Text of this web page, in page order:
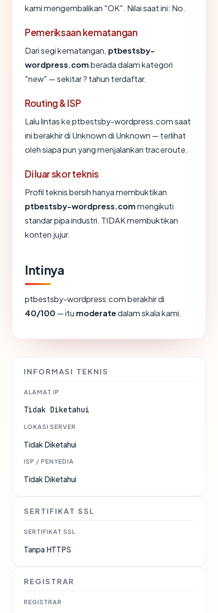
kami mengembalikan "OK". Nilai saat ini: No.
Pemeriksaan kematangan
Dari segi kematangan, ptbestsby-
wordpress.comberada dalam kategori
"new" — sekitar ? tahun terdaftar.
Routing & ISP
Lalu lintas ke ptbestsby-wordpress.com saat
ini berakhir di Unknown di Unknown — terlihat
oleh siapa pun yang menjalankan traceroute.
Di luar skor teknis
Profil teknis bersih hanya membuktikan
ptbestsby-wordpress.commengikuti
standar pipa industri. TIDAK membuktikan
konten jujur.
Intinya
ptbestsby-wordpress.com berakhir di
40/100 — itu moderatedalam skala kami.
INFORMASI TEKNIS
ALAMAT IP
Tidak Diketahui
LOKASI SERVER
Tidak Diketahui
ISP / PENYEDIA
Tidak Diketahui
SERTIFIKAT SSL
SERTIFIKAT SSL
Tanpa HTTPS
REGISTRAR
REGISTRAR